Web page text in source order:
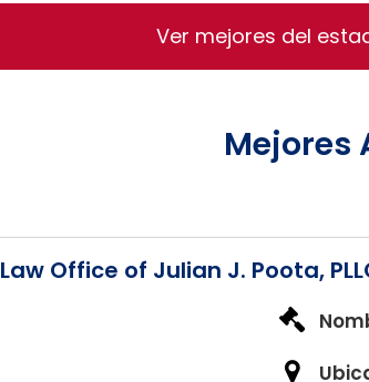
Ver mejores del
Mejores
Law Office of Julian J. Poota,